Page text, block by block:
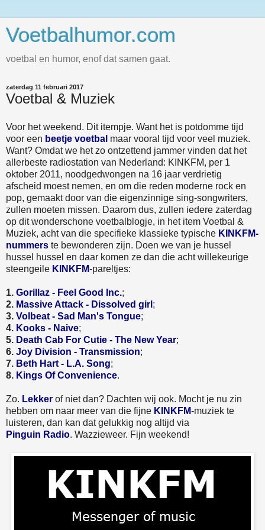
Voetbalhumor.com
voetbal en humor, enof dat samen gaat.
zaterdag 11 februari 2017
Voetbal & Muziek
Voor het weekend. Dit itempje. Want het is potdomme tijd
voor een beetje voetbal maar vooral tijd voor veel muziek.
Want? Omdat we het zo ontzettend jammer vinden dat het
allerbeste radiostation van Nederland: KINKFM, per 1
oktober 2011, noodgedwongen na 16 jaar verdrietig
afscheid moest nemen, en om die reden moderne rock en
pop, gemaakt door van die eigenzinnige sing-songwriters,
zullen moeten missen. Daarom dus, zullen iedere zaterdag
op dit wonderschone voetbalblogje, in het item Voetbal &
Muziek, acht van die specifieke klassieke typische KINKFM-
nummers te bewonderen zijn. Doen we van je hussel
hussel hussel en daar komen ze dan die acht willekeurige
steengeile KINKFM-pareltjes:
1. Gorillaz - Feel Good Inc.;
2. Massive Attack - Dissolved girl ;
3. Volbeat - Sad Man's Tongue;
4. Kooks - Naive;
5. Death Cab For Cutie - The New Year;
6. Joy Division - Transmission;
7. Beth Hart - L.A. Song;
8. Kings Of Convenience.
Zo. Lekker of niet dan? Dachten wij ook. Mocht je nu zin
hebben om naar meer van die fijne KINKFM-muziek te
luisteren, dan kan dat gelukkig nog altijd via
Pinguin Radio. Wazzieweer. Fijn weekend!